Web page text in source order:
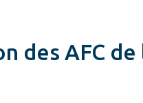
des AFC de